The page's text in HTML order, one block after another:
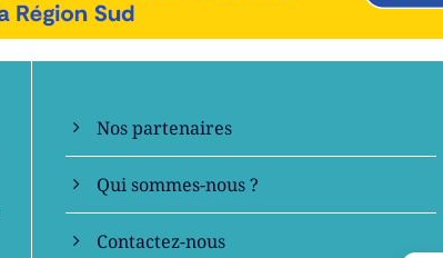
En savoir +
Nos partenaires
Qui sommes-nous ?
Contactez-nous